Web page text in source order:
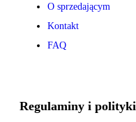
O sprzedającym
Kontakt
FAQ
Regulaminy i polityki